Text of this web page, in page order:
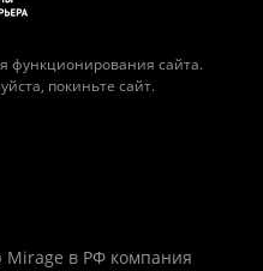
функционирования сайта.
покиньте сайт.
в РФ компания